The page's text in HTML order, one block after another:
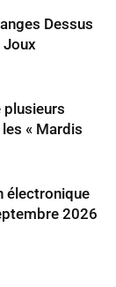
Dessus
Joux
plusieurs
« Mardis
électronique
2026